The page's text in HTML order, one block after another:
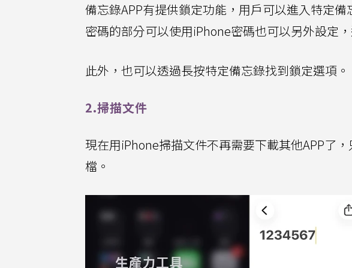
備忘錄APP有提供鎖定功能，用戶可以進入特定
密碼的部分可以使用iPhone密碼也可以另外設定，
此外，也可以透過長按特定備忘錄找到鎖定選項。
2.掃描文件
現在用iPhone掃描文件不再需要下載其他APP了
檔。